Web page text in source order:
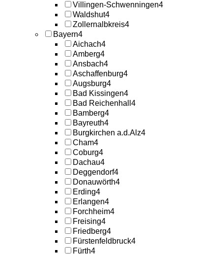
Villingen-Schwenningen4
Waldshut4
Zollernalbkreis4
Bayern4
Aichach4
Amberg4
Ansbach4
Aschaffenburg4
Augsburg4
Bad Kissingen4
Bad Reichenhall 4
Bamberg4
Bayreuth4
Burgkirchen a.d.Alz4
Cham4
Coburg4
Dachau4
Deggendorf4
Donauwörth4
Erding4
Erlangen4
Forchheim4
Freising4
Friedberg4
Fürstenfeldbruck4
Fürth4